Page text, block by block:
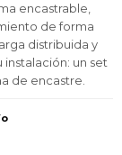
encastrable,
de forma
distribuida y
un set
de encastre.